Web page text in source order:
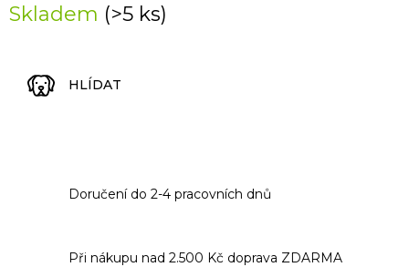
Skladem (>5 ks)
HLÍDAT
Doručení do 2-4 pracovních dnů
Při nákupu nad 2.500 Kč doprava ZDARMA